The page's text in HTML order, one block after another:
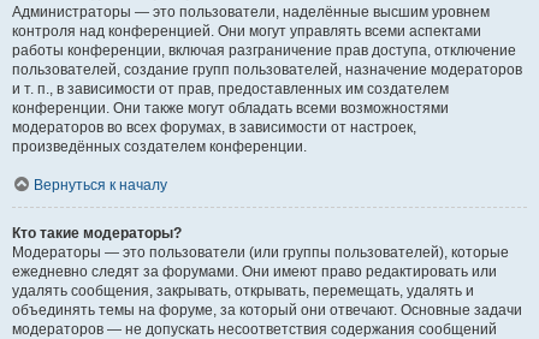
Администраторы — это пользователи, наделённые высшим уровнем
контроля над конференцией. Они могут управлять всеми аспектами
работы конференции, включая разграничение прав доступа, отключение
пользователей, создание групп пользователей, назначение модераторов
и т. п., в зависимости от прав, предоставленных им создателем
конференции. Они также могут обладать всеми возможностями
модераторов во всех форумах, в зависимости от настроек,
произведённых создателем конференции.
Вернуться к началу
Кто такие модераторы?
Модераторы — это пользователи (или группы пользователей), которые
ежедневно следят за форумами. Они имеют право редактировать или
удалять сообщения, закрывать, открывать, перемещать, удалять и
объединять темы на форуме, за который они отвечают. Основные задачи
модераторов — не допускать несоответствия содержания сообщений